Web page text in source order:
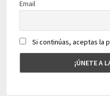
Email
Si continúas, aceptas la